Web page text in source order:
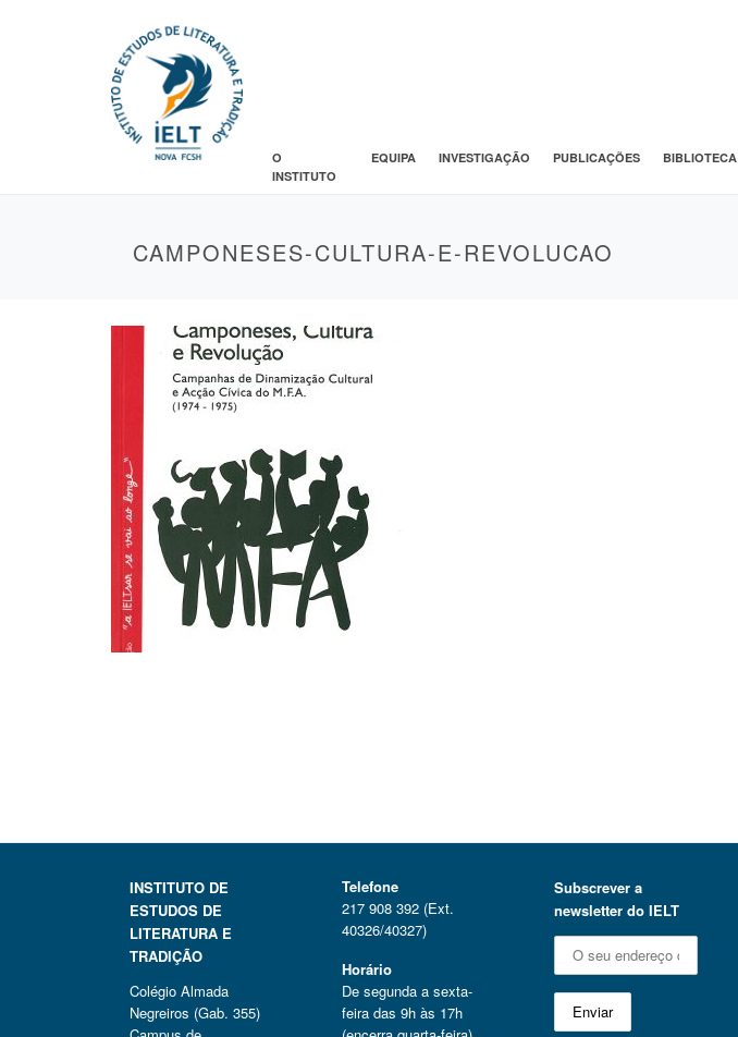
O
INSTITUTO
EQUIPA INVESTIGAÇÃO PUBLICAÇÕES BIBLIOTECA
CAMPONESES-CULTURA-E-REVOLUCAO
INSTITUTO DE
ESTUDOS DE
LITERATURA E
TRADIÇÃO
Colégio Almada
Negreiros (Gab. 355)
Telefone
217 908 392 (Ext.
40326/40327)
Horário
De segunda a sexta-
feira das 9h às 17h
Subscrever a
newsletter do IELT